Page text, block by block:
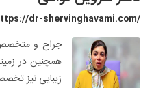
dr-shervinghavami.com/
جراح و
همچنین در
زیبایی نیز